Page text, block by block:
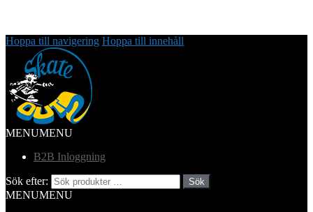
Hoppa till navigering Hoppa till innehåll
MENUMENU
B2B Inloggning
Sök efter: Sök
MENUMENU